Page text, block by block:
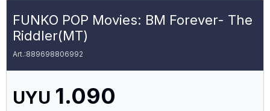
FUNKO POP Movies: BM Forever- The
Riddler(MT)
889698806992
UYU 1.090